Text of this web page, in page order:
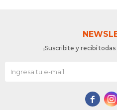
¡Suscribite y recibí
 